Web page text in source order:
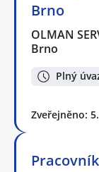
Brno
OLMAN
Brno
Plný
Zveřejněno: